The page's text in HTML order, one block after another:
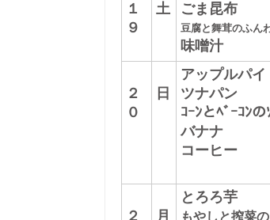
１
９
土
ごま昆布
豆腐と舞茸のふん
味噌汁
２
０
日
アップルパイ
ツナパン
ｺｰﾝとﾍﾞｰｺﾝの
バナナ
コーヒー
２ 月
とろろ芋
もやしと搾菜